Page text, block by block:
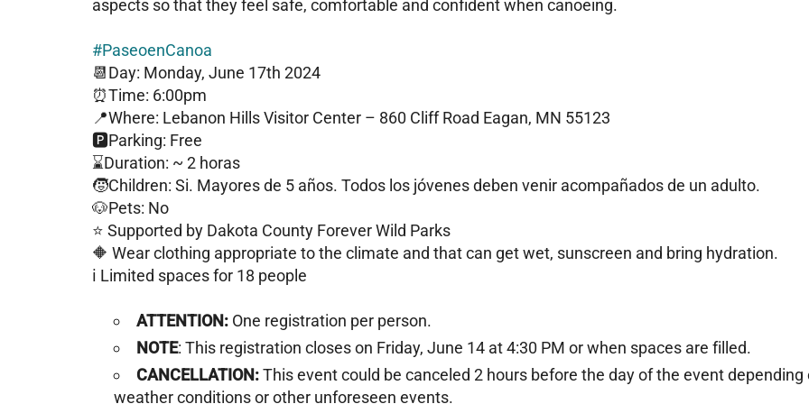
aspects so that they feel safe, comfortable and confident when canoeing.
#PaseoenCanoa
📆Day: Monday, June 17th 2024
⏰Time: 6:00pm
📍Where: Lebanon Hills Visitor Center – 860 Cliff Road Eagan, MN 55123
🅿️Parking: Free
⌛️Duration: ~ 2 horas
🧒Children: Si. Mayores de 5 años. Todos los jóvenes deben venir acompañados de un adulto.
🐶Pets: No
⭐️ Supported by Dakota County Forever Wild Parks
🔶 Wear clothing appropriate to the climate and that can get wet, sunscreen and bring hydration.
ℹ️ Limited spaces for 18 people
ATTENTION: One registration per person.
NOTE: This registration closes on Friday, June 14 at 4:30 PM or when spaces are filled.
CANCELLATION:This event could be canceled 2 hours before the day of the event depending
weather conditions or other unforeseen events.